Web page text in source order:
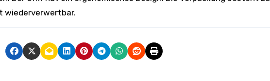
wiederverwertbar.